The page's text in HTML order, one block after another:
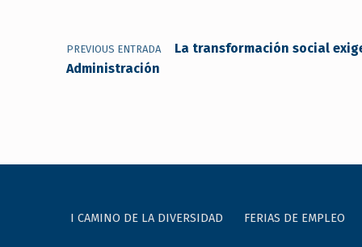
PREVIOUS ENTRADA
La transformación social
Administración
I CAMINO DE LA DIVERSIDAD FERIAS DE EMPLEO